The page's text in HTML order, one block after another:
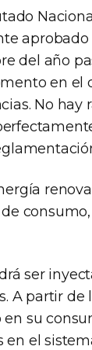
del año
en el
No hay
ser
A partir de
su
en el